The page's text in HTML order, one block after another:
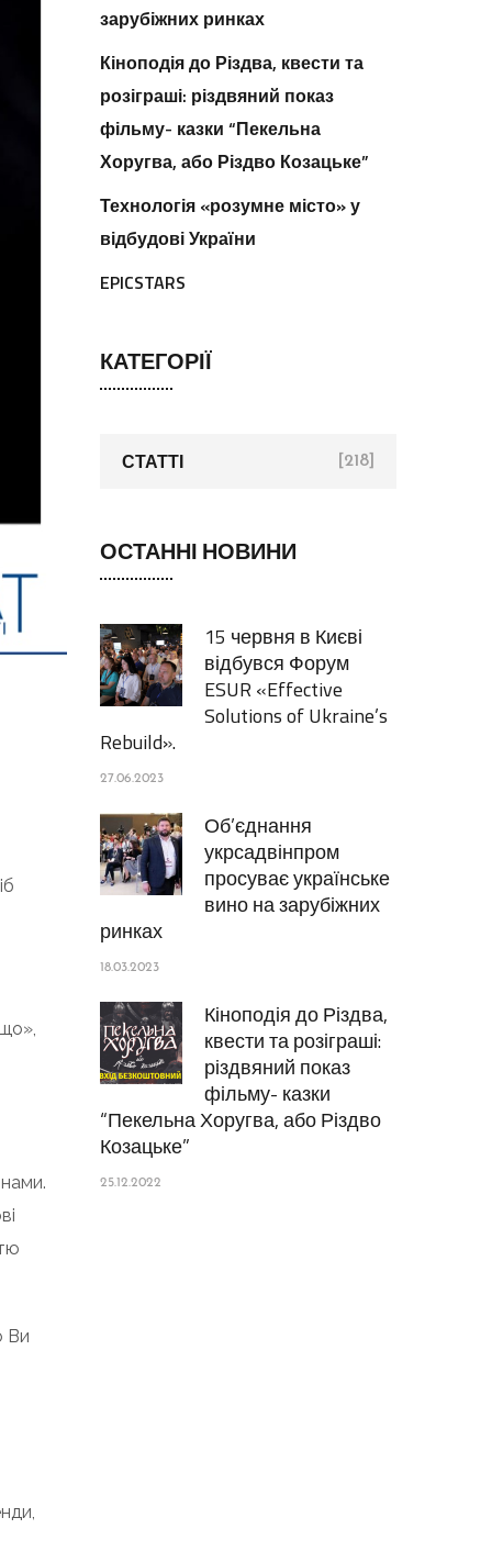
Ви
зарубіжних ринках
Кіноподія до Різдва, квести та
розіграші: різдвяний показ
фільму- казки “Пекельна
Хоругва, або Різдво Козацьке”
Технологія «розумне місто» у
відбудові України
EPICSTARS
КАТЕГОРІЇ
СТАТТІ [218]
ОСТАННІ НОВИНИ
15 червня в Києві
відбувся Форум
ESUR «Effective
Solutions of Ukraine’s
Rebuild».
27.06.2023
Об’єднання
укрсадвінпром
просуває українське
вино на зарубіжних
ринках
18.03.2023
Кіноподія до Різдва,
квести та розіграші:
різдвяний показ
фільму- казки
“Пекельна Хоругва, або Різдво
Козацьке”
25.12.2022